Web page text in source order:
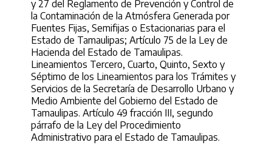
y 27 del Reglamento de Prevención y Control de
la Contaminación de la Atmósfera Generada por
Fuentes Fijas, Semifijas o Estacionarias para el
Estado de Tamaulipas; Artículo 75 de la Ley de
Hacienda del Estado de Tamaulipas.
Lineamientos Tercero, Cuarto, Quinto, Sexto y
Séptimo de los Lineamientos para los Trámites y
Servicios de la Secretaría de Desarrollo Urbano y
Medio Ambiente del Gobierno del Estado de
Tamaulipas. Artículo 49 fracción III, segundo
párrafo de la Ley del Procedimiento
Administrativo para el Estado de Tamaulipas.